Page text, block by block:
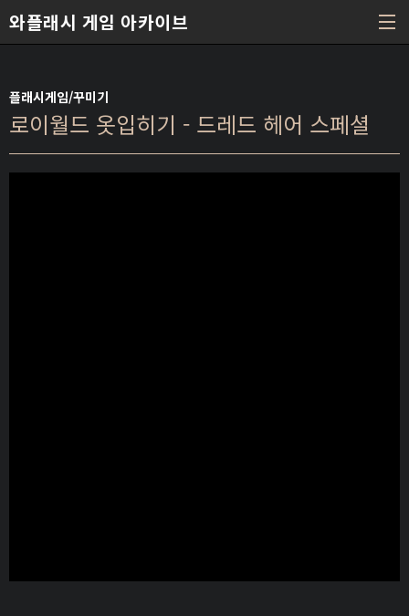
와플래시 게임 아카이브
플래시게임/꾸미기
로이월드 옷입히기 - 드레드 헤어 스페셜